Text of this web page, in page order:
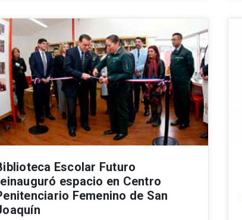
Escolar Futuro
espacio en Centro
Femenino de San